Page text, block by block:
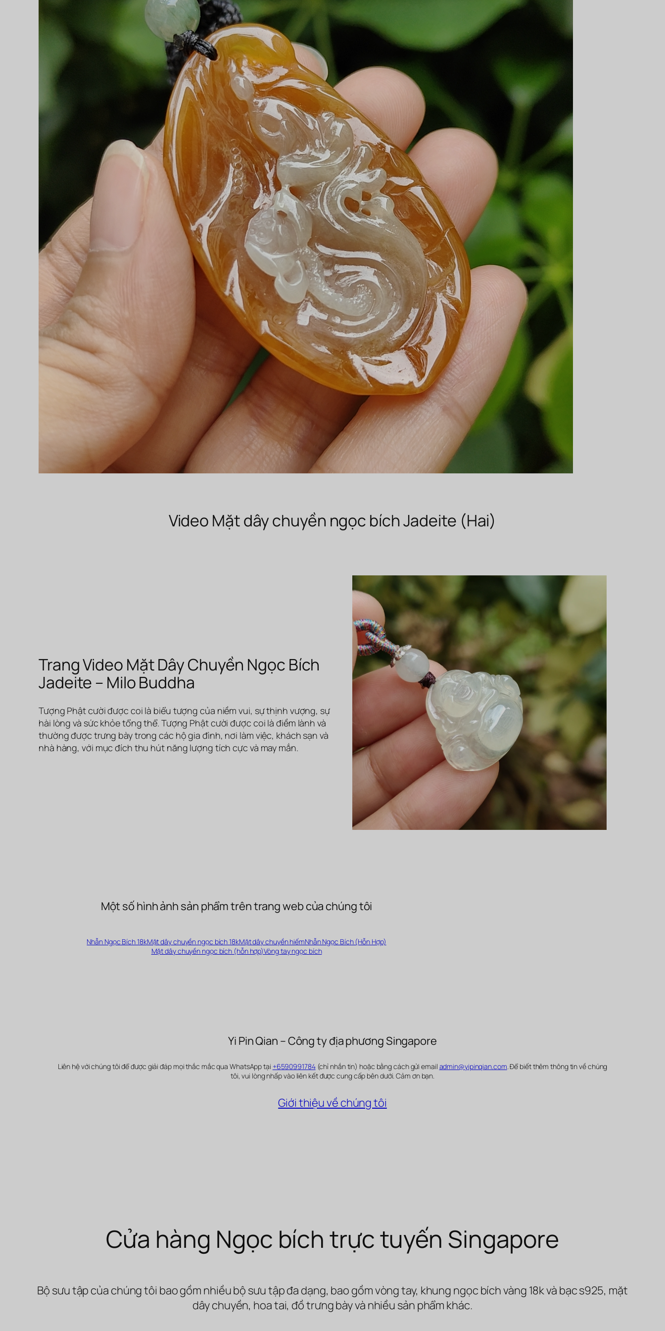
Video Mặt dây chuyền ngọc bích Jadeite (Hai)
Trang Video Mặt Dây Chuyền Ngọc Bích
Jadeite – Milo Buddha
Tượng Phật cười được coi là biểu tượng của niềm vui, sự thịnh vượng, sự
hài lòng và sức khỏe tổng thể. Tượng Phật cười được coi là điềm lành và
thường được trưng bày trong các hộ gia đình, nơi làm việc, khách sạn và
nhà hàng, với mục đích thu hút năng lượng tích cực và may mắn.
Một số hình ảnh sản phẩm trên trang web của chúng tôi
Nhẫn Ngọc Bích 18kMặt dây chuyền ngọc bích 18kMặt dây chuyền hiếmNhẫn Ngọc Bích (Hỗn Hợp)
Mặt dây chuyền ngọc bích (hỗn hợp)Vòng tay ngọc bích
Yi Pin Qian – Công ty địa phương Singapore
Liên hệ với chúng tôi để được giải đáp mọi thắc mắc qua WhatsApp tại +6590991784(chỉ nhắn tin) hoặc bằng cách gửi email admin@yipinqian.com. Để biết thêm thông tin về chúng
tôi, vui lòng nhấp vào liên kết được cung cấp bên dưới. Cảm ơn bạn.
Giới thiệu về chúng tôi
Cửa hàng Ngọc bích trực tuyến Singapore
Bộ sưu tập của chúng tôi bao gồm nhiều bộ sưu tập đa dạng, bao gồm vòng tay, khung ngọc bích vàng 18k và bạc s925, mặt
dây chuyền, hoa tai, đồ trưng bày và nhiều sản phẩm khác.